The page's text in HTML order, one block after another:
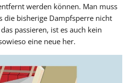
werden können. Man muss
die bisherige Dampfsperre nicht
passieren, ist es auch kein
eine neue her.